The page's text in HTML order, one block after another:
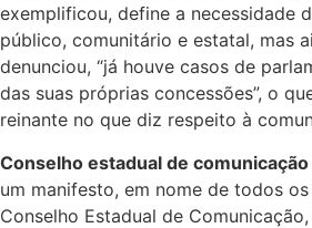
exemplificou, define a necessidade
público, comunitário e estatal, mas
denunciou, “já houve casos de
das suas próprias concessões”, o
reinante no que diz respeito à
Conselho estadual de comunicação
um manifesto, em nome de todos
Conselho Estadual de